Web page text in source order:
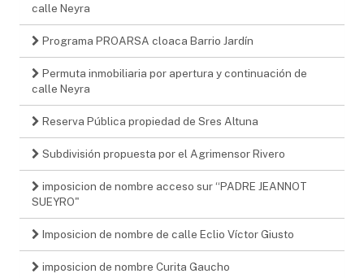
calle Neyra
Programa PROARSA cloaca Barrio Jardín
Permuta inmobiliaria por apertura y continuación de
calle Neyra
Reserva Pública propiedad de Sres Altuna
Subdivisión propuesta por el Agrimensor Rivero
imposicion de nombre acceso sur “PADRE JEANNOT
SUEYRO"
Imposicion de nombre de calle Eclio Víctor Giusto
imposicion de nombre Curita Gaucho